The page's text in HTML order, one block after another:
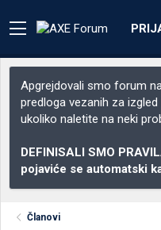
Apgrejdovali smo forum
predloga vezanih za
ukoliko naletite na neki
DEFINISALI SMO
pojaviće se automatski
Članovi